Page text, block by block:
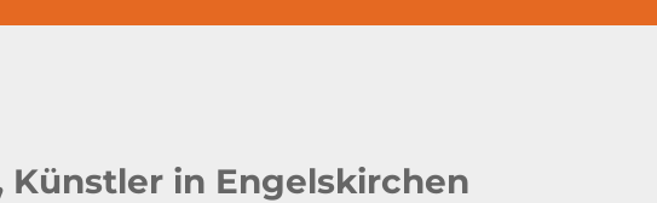
Künstler in Engelskirchen